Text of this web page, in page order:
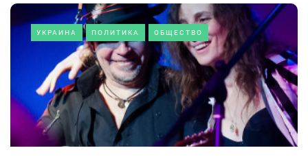
УКРАИНА ПОЛИТИКА ОБЩЕСТВО